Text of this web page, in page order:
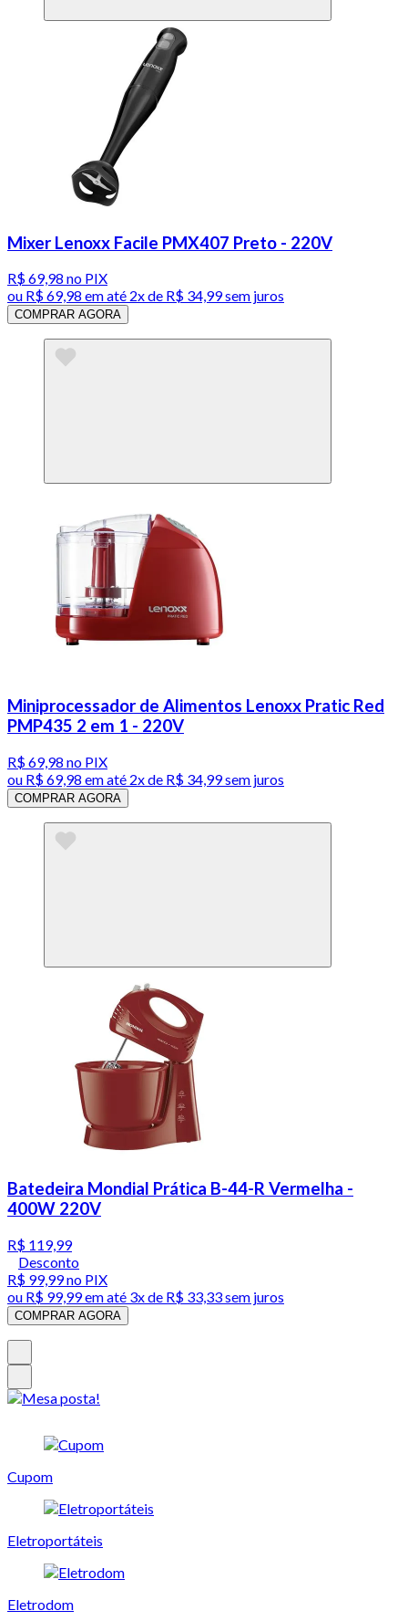
Mixer Lenoxx Facile PMX407 Preto - 220V
R$ 69,98 no PIX
ou R$ 69,98 em até 2x de R$ 34,99 sem juros
COMPRAR AGORA
Miniprocessador de Alimentos Lenoxx Pratic Red
PMP435 2 em 1 - 220V
R$ 69,98 no PIX
ou R$ 69,98 em até 2x de R$ 34,99 sem juros
COMPRAR AGORA
Batedeira Mondial Prática B-44-R Vermelha -
400W 220V
R$ 119,99
Desconto
R$ 99,99no PIX
ou R$ 99,99em até 3x de R$ 33,33 sem juros
COMPRAR AGORA
Cupom
Eletroportáteis
Eletrodom